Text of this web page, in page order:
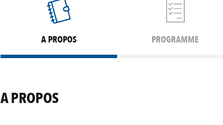
A PROPOS PROGRAMME
A PROPOS